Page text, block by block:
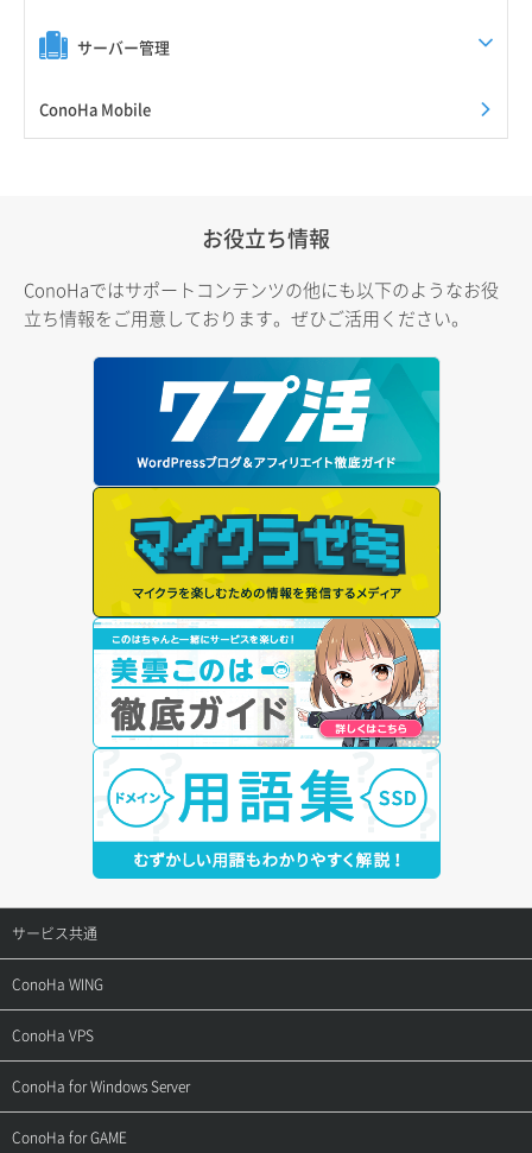
サーバー管理
ConoHa Mobile
お役立ち情報
ConoHaではサポートコンテンツの他にも以下のようなお役
立ち情報をご用意しております。ぜひご活用ください。
サービス共通
サポートトップ
ご契約・お支払い
用語集
ConoHa WING
サポートトップ
ご利用ガイド
ConoHa VPS
サポートトップ
ご利用ガイド
ConoHa for Windows Server
サポートトップ
ConoHa for GAME